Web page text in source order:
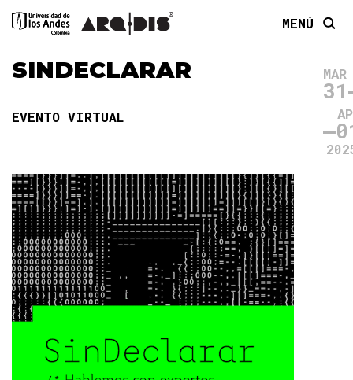
MENÚ
MAR
31
SINDECLARAR
EVENTO VIRTUAL